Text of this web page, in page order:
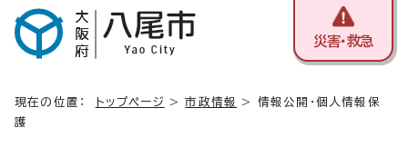
災害・救急
現在の位置： トップページ >市政情報
> 情報公開・個人情報保
護